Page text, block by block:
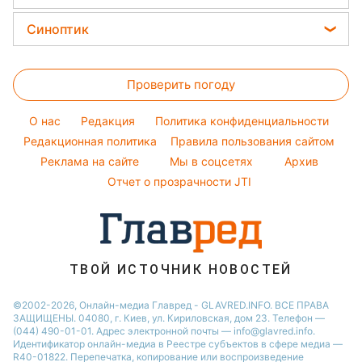
Новости Харькова
Новости Днепра
София Ротару
Ольга Сумская
Филипп Киркоров
Елена Зеленская
Ани Лорак
Кейт Миддлтон
Алла Пугачева
Легкие десерты
Праздничное меню
Уборка
Авто
Стирка
Комнатные растения
Цены на продукты
Денежная помощь
Курс валют
Синоптик
Магнитные бури
Погода на сегодня
Погода на завтра
Пылевая буря
Проверить погоду
O нас Редакция
Политика конфиденциальности
Редакционная политика
Правила пользования сайтом
Реклама на сайте
Мы в соцсетях
Архив
Отчет о прозрачности JTI
ТВОЙ ИСТОЧНИК НОВОСТЕЙ
©2002-2026, Онлайн-медиа Главред - GLAVRED.INFO. ВСЕ ПРАВА
ЗАЩИЩЕНЫ. 04080, г. Киев, ул. Кириловская, дом 23. Телефон —
(044) 490-01-01. Адрес электронной почты — info@glavred.info.
Идентификатор онлайн-медиа в Реестре cубъектов в сфере медиа —
R40-01822. Перепечатка, копирование или воспроизведение